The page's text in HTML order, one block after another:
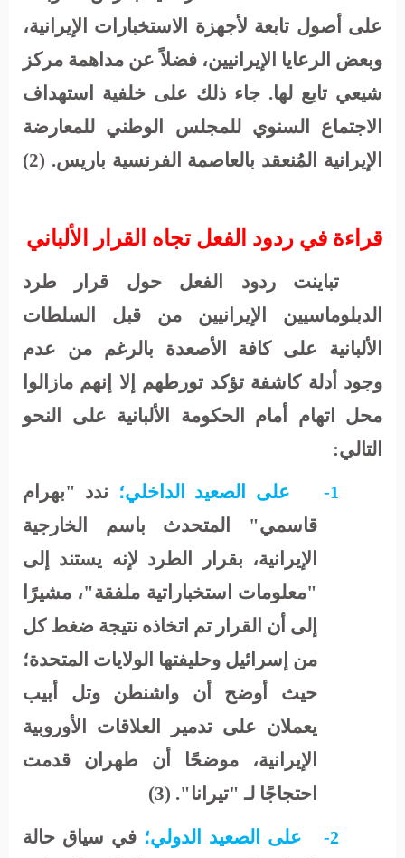
على أصول تابعة لأجهزة الاستخبارات الإيرانية،
وبعض الرعايا الإيرانيين، فضلاً عن مداهمة مركز
شيعي تابع لها. جاء ذلك على خلفية استهداف
الاجتماع السنوي للمجلس الوطني للمعارضة
الإيرانية المُنعقد بالعاصمة الفرنسية باريس. (2)
قراءة في ردود الفعل تجاه القرار الألباني
تباينت ردود الفعل حول قرار طرد
الدبلوماسيين الإيرانيين من قبل السلطات
الألبانية على كافة الأصعدة بالرغم من عدم
وجود أدلة كاشفة تؤكد تورطهم إلا إنهم مازالوا
محل اتهام أمام الحكومة الألبانية على النحو
التالي:
1- على الصعيد الداخلي؛ ندد "بهرام
قاسمي" المتحدث باسم الخارجية
الإيرانية، بقرار الطرد لإنه يستند إلى
"معلومات استخباراتية ملفقة"، مشيرًا
إلى أن القرار تم اتخاذه نتيجة ضغط كل
من إسرائيل وحليفتها الولايات المتحدة؛
حيث أوضح أن واشنطن وتل أبيب
يعملان على تدمير العلاقات الأوروبية
الإيرانية، موضحًا أن طهران قدمت
احتجاجًا لـ "تيرانا". (3)
2- على الصعيد الدولي؛في سياق حالة